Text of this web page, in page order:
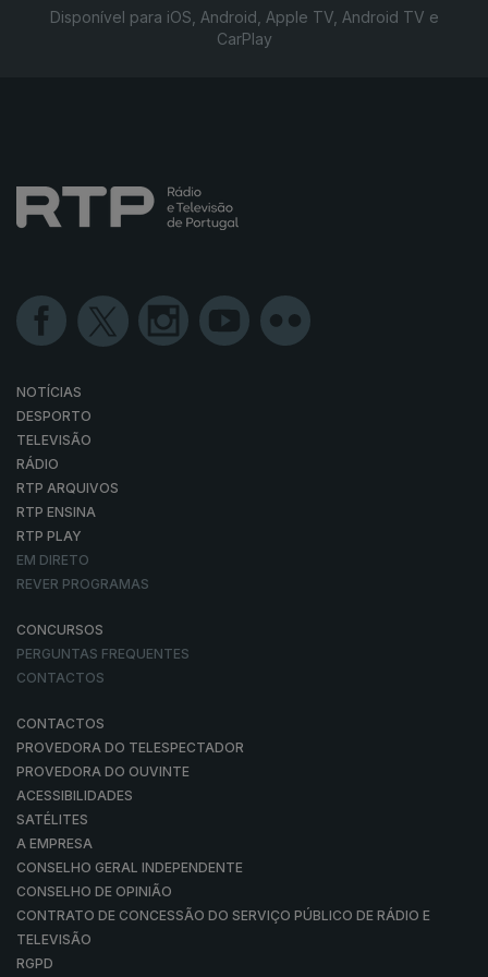
Disponível para iOS, Android, Apple TV, Android TV e
CarPlay
NOTÍCIAS
DESPORTO
TELEVISÃO
RÁDIO
RTP ARQUIVOS
RTP ENSINA
RTP PLAY
EM DIRETO
REVER PROGRAMAS
CONCURSOS
PERGUNTAS FREQUENTES
CONTACTOS
CONTACTOS
PROVEDORA DO TELESPECTADOR
PROVEDORA DO OUVINTE
ACESSIBILIDADES
SATÉLITES
A EMPRESA
CONSELHO GERAL INDEPENDENTE
CONSELHO DE OPINIÃO
CONTRATO DE CONCESSÃO DO SERVIÇO PÚBLICO DE RÁDIO E
TELEVISÃO
RGPD